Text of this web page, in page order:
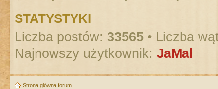
STATYSTYKI
Liczba postów: 33565 • Liczba
Najnowszy użytkownik: JaMal
Strona główna forum